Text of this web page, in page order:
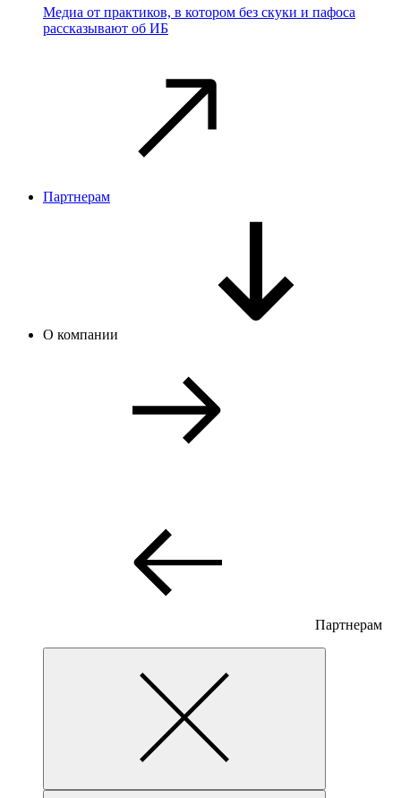
Медиа от практиков, в котором без скуки и пафоса
рассказывают об ИБ
Партнерам
О компании
Партнерам